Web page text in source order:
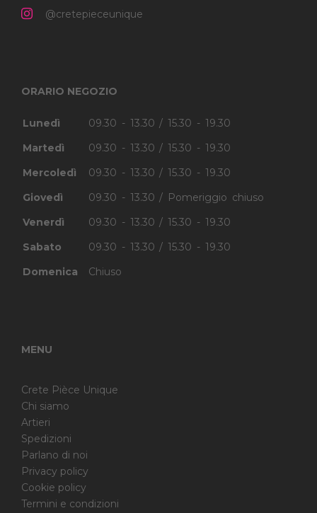
@cretepieceunique
ORARIO NEGOZIO
Lunedì
09.30 - 13.30 / 15.30 - 19.30
Martedì
09.30 - 13.30 / 15.30 - 19.30
Mercoledì
09.30 - 13.30 / 15.30 - 19.30
Giovedì
09.30 - 13.30 / Pomeriggio chiuso
Venerdì
09.30 - 13.30 / 15.30 - 19.30
Sabato
09.30 - 13.30 / 15.30 - 19.30
Domenica
Chiuso
MENU
Crete Pièce Unique
Chi siamo
Artieri
Spedizioni
Parlano di noi
Privacy policy
Cookie policy
Termini e condizioni